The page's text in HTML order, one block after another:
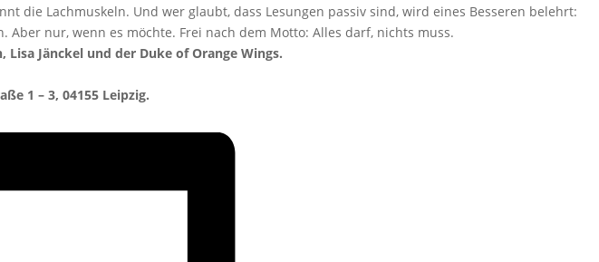
die Lachmuskeln. Und wer glaubt, dass Lesungen passiv sind, wird eines Besseren belehrt:
nur, wenn es möchte. Frei nach dem Motto: Alles darf, nichts muss.
Jänckel und der Duke of Orange Wings.
1 – 3, 04155 Leipzig.